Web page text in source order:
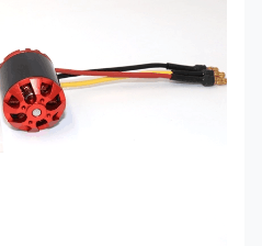
básica D
27 mm